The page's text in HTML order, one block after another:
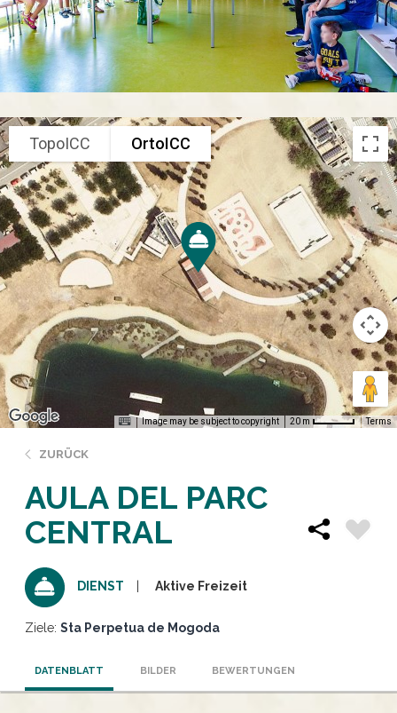
TopoICC OrtoICC
Image may be subject to copyright 20 m Terms
ZURÜCK
AULA DEL PARC
CENTRAL
DIENST Aktive Freizeit
Ziele: Sta Perpetua de Mogoda
DATENBLATT BILDER BEWERTUNGEN